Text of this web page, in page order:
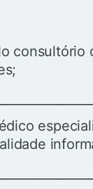
consultório